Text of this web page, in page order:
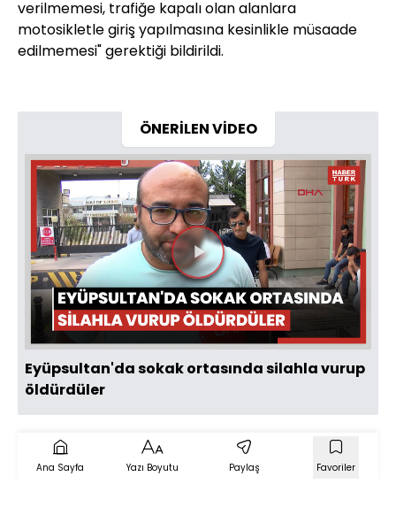
verilmemesi, trafiğe kapalı olan alanlara
motosikletle giriş yapılmasına kesinlikle müsaade
edilmemesi" gerektiği bildirildi.
ÖNERİLEN VİDEO
Videoyu
Oynat
Eyüpsultan'da sokak ortasında silahla vurup
öldürdüler
Ana Sayfa Yazı Boyutu Paylaş Favoriler